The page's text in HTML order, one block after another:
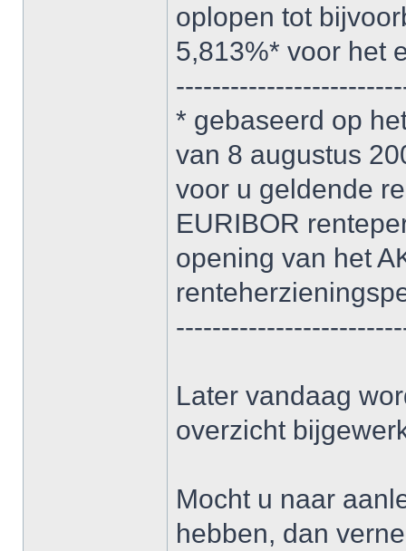
oplopen tot
5,813%* voor het
* gebaseerd op
van 8 augustus
voor u geldende
EURIBOR
opening van het
Later vandaag
overzicht
Mocht u naar
hebben, dan